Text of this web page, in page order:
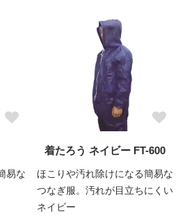
易な
着たろう ネイビー FT-600
ほこりや汚れ除けになる簡易な
つなぎ服。汚れが目立ちにくい
ネイビー